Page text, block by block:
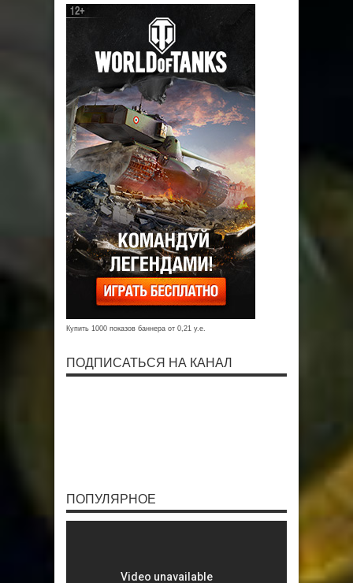
Купить 1000 показов баннера от 0,21 у.е.
ПОДПИСАТЬСЯ НА КАНАЛ
ПОПУЛЯРНОЕ